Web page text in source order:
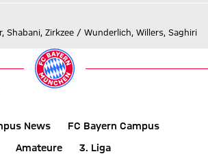
Shabani, Zirkzee / Wunderlich, Willers, Saghiri
News
FC Bayern Campus
Amateure 3. Liga